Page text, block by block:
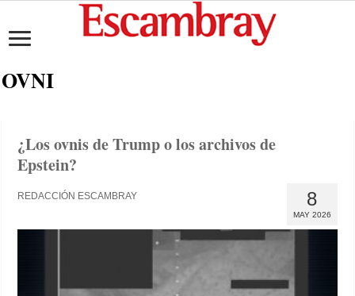
OVNI
¿Los ovnis de Trump o los archivos de
Epstein?
8
MAY 2026
REDACCIÓN ESCAMBRAY